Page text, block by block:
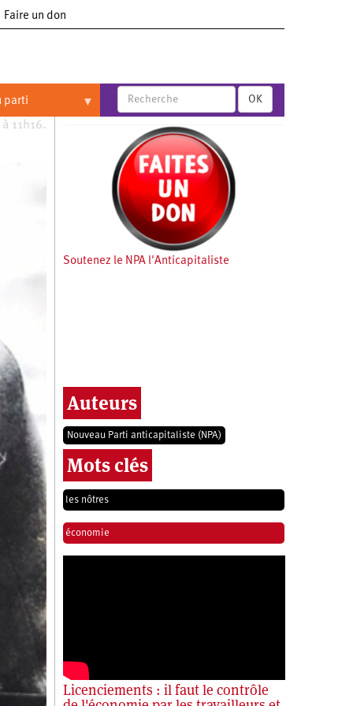
Faire un don
parti OK
11h16.
Soutenez le NPA l'Anticapitaliste
Auteurs
Nouveau Parti anticapitaliste (NPA)
Mots clés
les nôtres
économie
Licenciements : il faut le contrôle